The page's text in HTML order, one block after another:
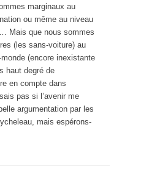
marginaux au
ou même au niveau
Mais que nous sommes
(les sans-voiture) au
(encore inexistante
haut degré de
en compte dans
pas si l’avenir me
argumentation par les
mais espérons-